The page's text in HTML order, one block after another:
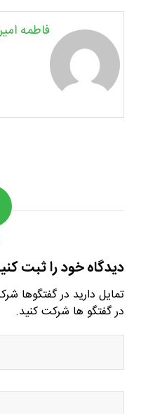
فاطمه
دیدگاه خود را ثبت
تمایل دارید در گفتگوها
در گفتگو ها شرکت کنید.